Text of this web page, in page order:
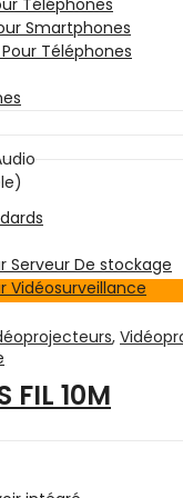
Téléphones
Smartphones
Téléphones
Serveur De stockage
Vidéosurveillance
,
FIL 10M